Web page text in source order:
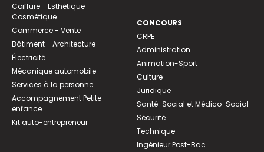
Coiffure - Esthétique -
Cosmétique
Commerce - Vente
Bâtiment - Architecture
Électricité
Mécanique automobile
Services à la personne
Accompagnement Petite
enfance
Kit auto-entrepreneur
CONCOURS
CRPE
Administration
Animation-Sport
Culture
Juridique
Santé-Social et Médico-Social
Sécurité
Technique
Ingénieur Post-Bac